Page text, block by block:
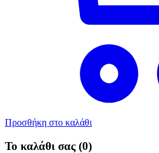
Προσθήκη στο καλάθι
Το καλάθι σας (0)